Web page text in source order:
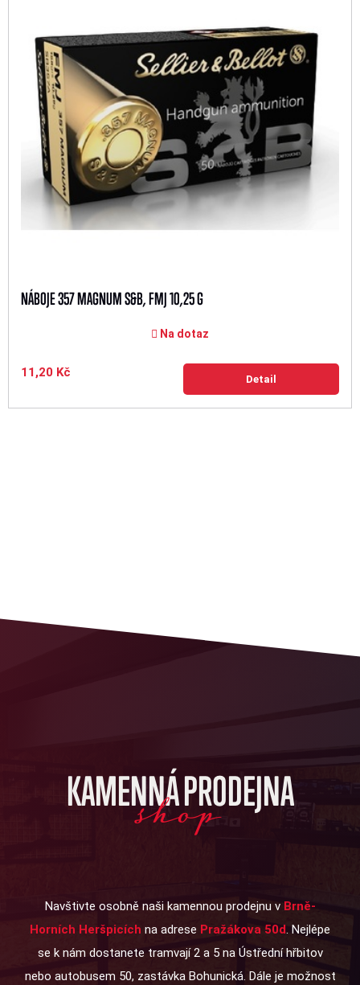
NÁBOJE 357 MAGNUM S&B, FMJ 10,25 G
Na dotaz
11,20 Kč Detail
KAMENNÁ PRODEJNA
shop
Navštivte osobně naši kamennou prodejnu v Brně-
Horních Heršpicích na adrese Pražákova 50d. Nejlépe
se k nám dostanete tramvají 2 a 5 na Ústřední hřbitov
nebo autobusem 50, zastávka Bohunická. Dále je možnost